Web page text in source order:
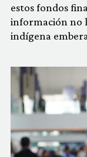
estos fondos
información no
indígena